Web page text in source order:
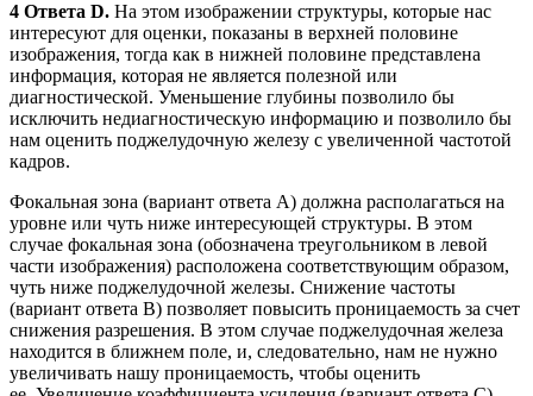
4 Ответа D. На этом изображении структуры, которые нас
интересуют для оценки, показаны в верхней половине
изображения, тогда как в нижней половине представлена
информация, которая не является полезной или
диагностической. Уменьшение глубины позволило бы
исключить недиагностическую информацию и позволило бы
нам оценить поджелудочную железу с увеличенной частотой
кадров.
Фокальная зона (вариант ответа А) должна располагаться на
уровне или чуть ниже интересующей структуры. В этом
случае фокальная зона (обозначена треугольником в левой
части изображения) расположена соответствующим образом,
чуть ниже поджелудочной железы. Снижение частоты
(вариант ответа B) позволяет повысить проницаемость за счет
снижения разрешения. В этом случае поджелудочная железа
находится в ближнем поле, и, следовательно, нам не нужно
увеличивать нашу проницаемость, чтобы оценить